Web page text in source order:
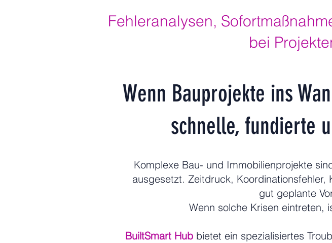
Fehleranalysen,
bei
Wenn Bauprojekte ins
schnelle, fundierte
Komplexe Bau- und Immobilienprojekte
ausgesetzt. Zeitdruck,
gut geplante
Wenn solche Krisen eintreten,
BuiltSmart Hub bietet ein spezialisiertes